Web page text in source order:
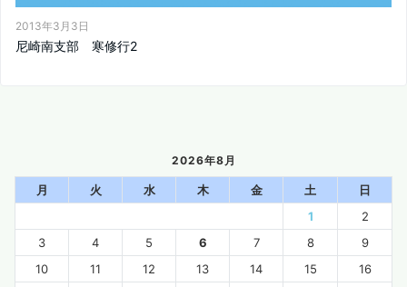
2013年3月3日
尼崎南支部 寒修行2
2026年8月
月 火 水 木 金 土
日
1
2
3
4 5 6 7 8
9
10
11 12 13 14 15
16